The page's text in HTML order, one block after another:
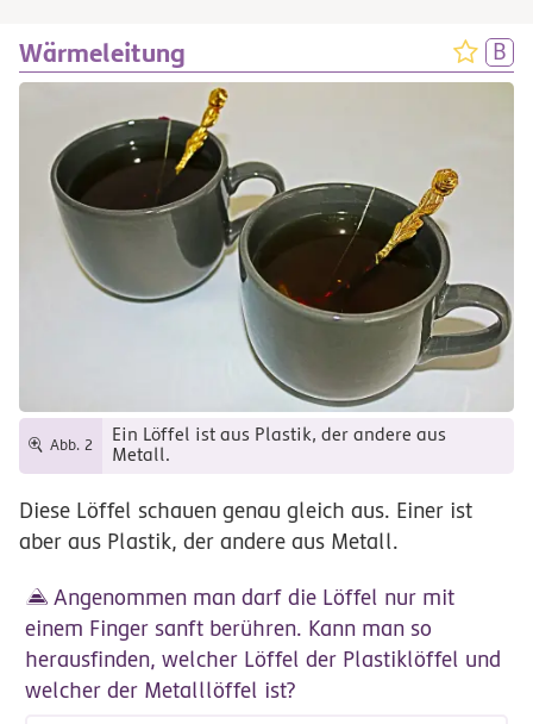
Wärmeleitung
Abb. 2
Ein Löffel ist aus Plastik, der andere aus
Metall.
Diese Löffel schauen genau gleich aus. Einer ist
aber aus Plastik, der andere aus Metall.
Angenommen man darf die Löffel nur mit
einem Finger sanft berühren. Kann man so
herausfinden, welcher Löffel der Plastiklöffel und
welcher der Metalllöffel ist?